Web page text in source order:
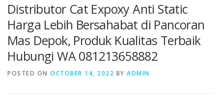
Distributor Cat Expoxy Anti Static
Harga Lebih Bersahabat di Pancoran
Mas Depok, Produk Kualitas Terbaik
Hubungi WA 081213658882
POSTED ON OCTOBER 14, 2022 BY ADMIN